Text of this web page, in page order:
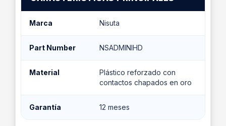
Marca Nisuta
Part Number NSADMINIHD
Material
Plástico reforzado con
contactos chapados en oro
Garantía 12 meses